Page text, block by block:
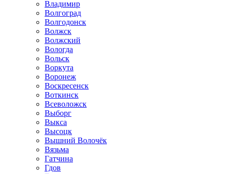
Владимир
Волгоград
Волгодонск
Волжск
Волжский
Вологда
Вольск
Воркута
Воронеж
Воскресенск
Воткинск
Всеволожск
Выборг
Выкса
Высоцк
Вышний Волочёк
Вязьма
Гатчина
Гдов